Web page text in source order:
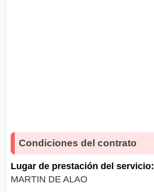
Condiciones del contrato
Lugar de prestación del servicio:
MARTIN DE ALAO